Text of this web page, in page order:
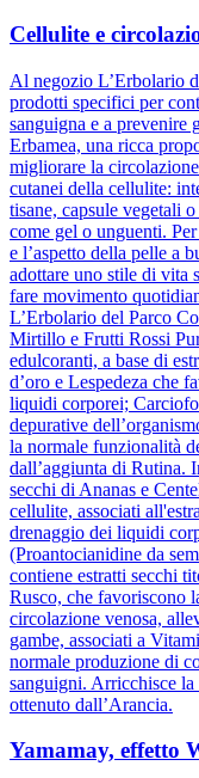
Cellulite e
Al negozio L’Erbolario
prodotti specifici per
sanguigna e a prevenire
Erbamea, una ricca
migliorare la
cutanei della cellulite:
tisane, capsule vegetali
come gel o unguenti.
e l’aspetto della pelle a
adottare uno stile di vita
fare movimento
L’Erbolario del Parco
Mirtillo e Frutti Rossi
edulcoranti, a base di
d’oro e Lespedeza che
liquidi corporei;
depurative
la normale funzionalità
dall’aggiunta di Rutina.
secchi di Ananas e
cellulite, associati
drenaggio dei liquidi
(Proantocianidine da
contiene estratti secchi
Rusco, che favoriscono
circolazione venosa,
gambe, associati a
normale produzione di
sanguigni. Arricchisce
ottenuto dall’Arancia.
Yamamay, effetto